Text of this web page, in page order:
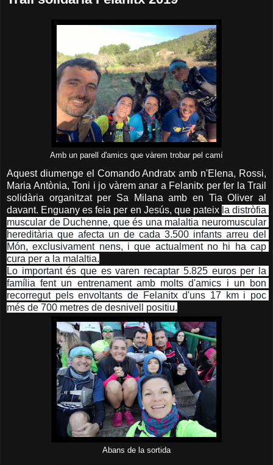
Amb un parell d'amics que vàrem trobar pel camí
Aquest diumenge el Comando Andratx amb n'Elena, Rossi,
Maria Antònia, Toni i jo vàrem anar a Felanitx per fer la Trail
solidària organitzat per Sa Milana amb en Tia Oliver al
davant. Enguany es feia per en Jesús, que pateix la distròfia
muscular de Duchenne, que és una malaltia neuromuscular
hereditària que afecta un de cada 3.500 infants arreu del
Món, exclusivament nens, i que actualment no hi ha cap
cura per a la malaltia.
Lo important és que es varen recaptar 5.825 euros per la
família fent un entrenament amb molts d'amics i un bon
recorregut pels envoltants de Felanitx d'uns 17 km i poc
més de 700 metres de desnivell positiu.
Abans de la sortida